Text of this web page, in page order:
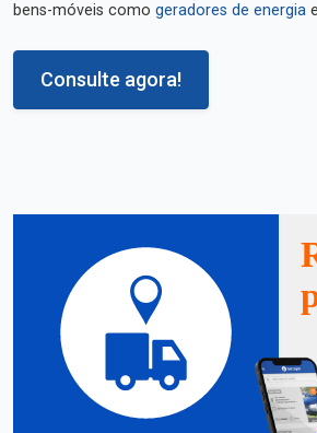
bens-móveis como geradores de energia e
Consulte agora!